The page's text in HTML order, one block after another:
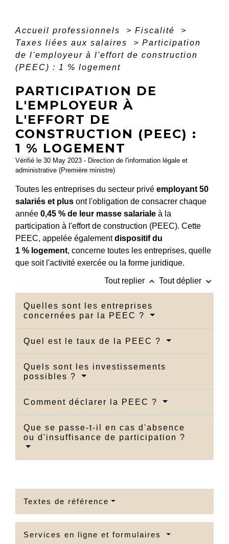
Accueil professionnels > Fiscalité
>
Taxes liées aux salaires
> Participation
de l'employeur à l'effort de construction
(PEEC) : 1 % logement
PARTICIPATION DE
L'EMPLOYEUR À
L'EFFORT DE
CONSTRUCTION (PEEC) :
1 % LOGEMENT
Vérifié le 30 May 2023 - Direction de l'information légale et
administrative (Première ministre)
Toutes les entreprises du secteur privé employant 50
salariés et plus ont l'obligation de consacrer chaque
année 0,45 % de leur masse salariale à la
participation à l'effort de construction (PEEC). Cette
PEEC, appelée égalementdispositif du
1 % logement, concerne toutes les entreprises, quelle
que soit l'activité exercée ou la forme juridique.
Tout replier keyboard_arrow_up Tout déplier keyboard_arrow_down
Quelles sont les entreprises
concernées par la PEEC ?
Quel est le taux de la PEEC ?
Quels sont les investissements
possibles ?
Comment déclarer la PEEC ?
Que se passe-t-il en cas d'absence
ou d'insuffisance de participation ?
Textes de référence
Services en ligne et formulaires